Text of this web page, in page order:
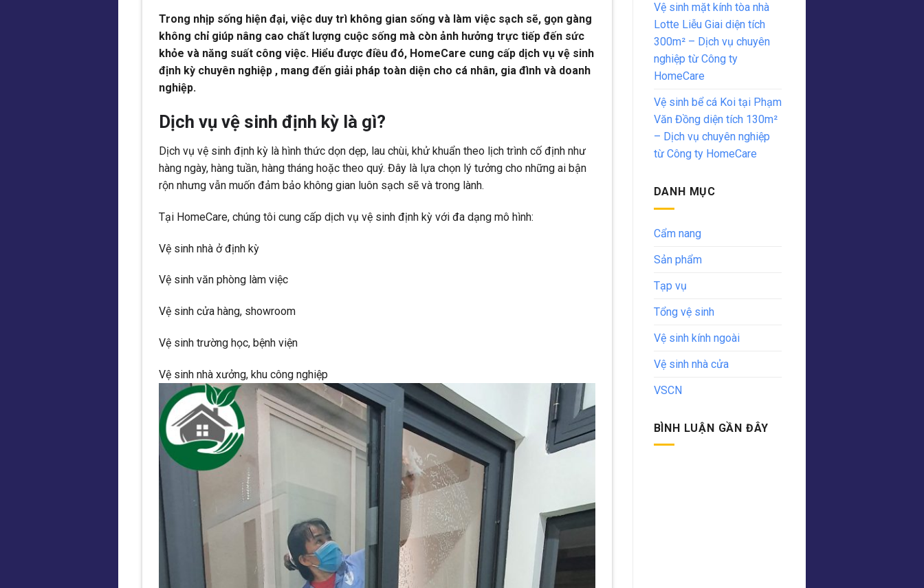
Trong nhịp sống hiện đại, việc duy trì không gian sống và làm việc sạch sẽ, gọn gàng
không chỉ giúp nâng cao chất lượng cuộc sống mà còn ảnh hưởng trực tiếp đến sức
khỏe và năng suất công việc. Hiểu được điều đó, HomeCare cung cấp dịch vụ vệ sinh
định kỳ chuyên nghiệp , mang đến giải pháp toàn diện cho cá nhân, gia đình và doanh
nghiệp.
Dịch vụ vệ sinh định kỳ là gì?
Dịch vụ vệ sinh định kỳ là hình thức dọn dẹp, lau chùi, khử khuẩn theo lịch trình cố định như
hàng ngày, hàng tuần, hàng tháng hoặc theo quý. Đây là lựa chọn lý tưởng cho những ai bận
rộn nhưng vẫn muốn đảm bảo không gian luôn sạch sẽ và trong lành.
Tại HomeCare, chúng tôi cung cấp dịch vụ vệ sinh định kỳ với đa dạng mô hình:
Vệ sinh nhà ở định kỳ
Vệ sinh văn phòng làm việc
Vệ sinh cửa hàng, showroom
Vệ sinh trường học, bệnh viện
Vệ sinh nhà xưởng, khu công nghiệp
Vệ sinh mặt kính tòa nhà
Lotte Liễu Giai diện tích
300m² – Dịch vụ chuyên
nghiệp từ Công ty
HomeCare
Vệ sinh bể cá Koi tại Phạm
Văn Đồng diện tích 130m²
– Dịch vụ chuyên nghiệp
từ Công ty HomeCare
DANH MỤC
Cẩm nang
Sản phẩm
Tạp vụ
Tổng vệ sinh
Vệ sinh kính ngoài
Vệ sinh nhà cửa
VSCN
BÌNH LUẬN GẦN ĐÂY